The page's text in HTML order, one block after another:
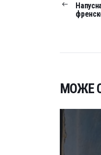
МОЖЕ